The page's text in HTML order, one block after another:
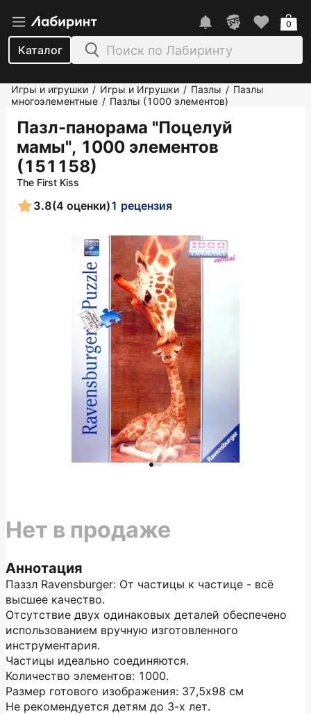
Каталог
0
Игры и игрушки / Игры и Игрушки / Пазлы / Пазлы
многоэлементные / Пазлы (1000 элементов)
Пазл-панорама "Поцелуй
мамы", 1000 элементов
(151158)
The First Kiss
3.8(4 оценки)1 рецензия
Аннотация
Паззл Ravensburger: От частицы к частице - всё
высшее качество.
Отсутствие двух одинаковых деталей обеспечено
использованием вручную изготовленного
инструментария.
Частицы идеально соединяются.
Количество элементов: 1000.
Размер готового изображения: 37,5х98 см
Не рекомендуется детям до 3-х лет.
Нет в продаже